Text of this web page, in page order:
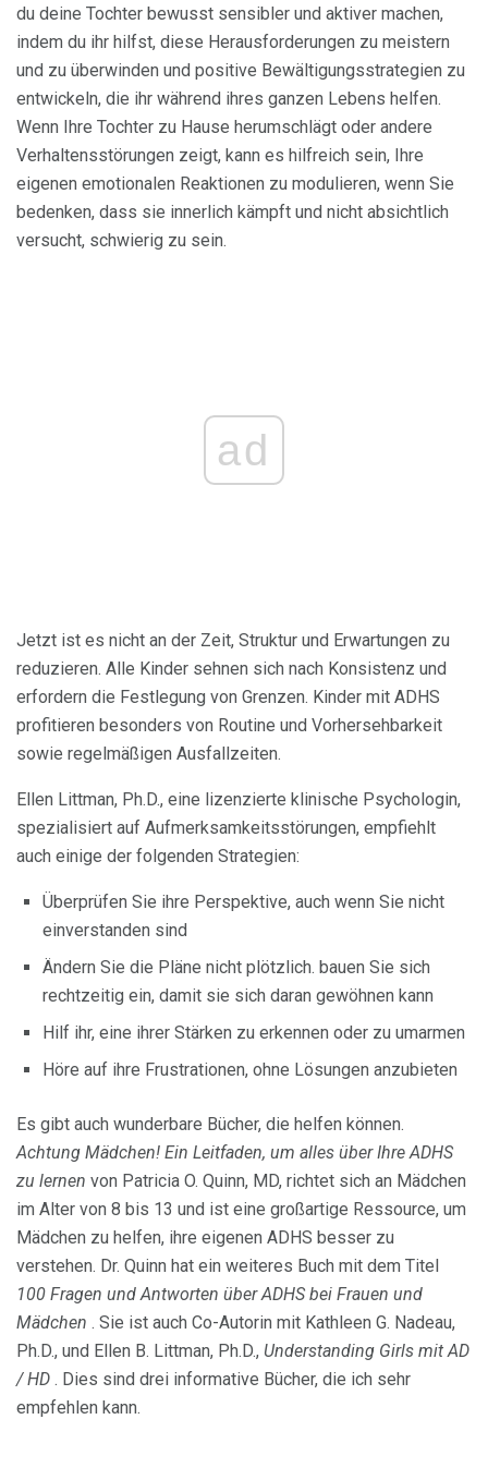
du deine Tochter bewusst sensibler und aktiver machen,
indem du ihr hilfst, diese Herausforderungen zu meistern
und zu überwinden und positive Bewältigungsstrategien zu
entwickeln, die ihr während ihres ganzen Lebens helfen.
Wenn Ihre Tochter zu Hause herumschlägt oder andere
Verhaltensstörungen zeigt, kann es hilfreich sein, Ihre
eigenen emotionalen Reaktionen zu modulieren, wenn Sie
bedenken, dass sie innerlich kämpft und nicht absichtlich
versucht, schwierig zu sein.
ad
Jetzt ist es nicht an der Zeit, Struktur und Erwartungen zu
reduzieren. Alle Kinder sehnen sich nach Konsistenz und
erfordern die Festlegung von Grenzen. Kinder mit ADHS
profitieren besonders von Routine und Vorhersehbarkeit
sowie regelmäßigen Ausfallzeiten.
Ellen Littman, Ph.D., eine lizenzierte klinische Psychologin,
spezialisiert auf Aufmerksamkeitsstörungen, empfiehlt
auch einige der folgenden Strategien:
Überprüfen Sie ihre Perspektive, auch wenn Sie nicht
einverstanden sind
Ändern Sie die Pläne nicht plötzlich. bauen Sie sich
rechtzeitig ein, damit sie sich daran gewöhnen kann
Hilf ihr, eine ihrer Stärken zu erkennen oder zu umarmen
Höre auf ihre Frustrationen, ohne Lösungen anzubieten
Es gibt auch wunderbare Bücher, die helfen können.
Achtung Mädchen! Ein Leitfaden, um alles über Ihre ADHS
zu lernen von Patricia O. Quinn, MD, richtet sich an Mädchen
im Alter von 8 bis 13 und ist eine großartige Ressource, um
Mädchen zu helfen, ihre eigenen ADHS besser zu
verstehen. Dr. Quinn hat ein weiteres Buch mit dem Titel
100 Fragen und Antworten über ADHS bei Frauen und
Mädchen . Sie ist auch Co-Autorin mit Kathleen G. Nadeau,
Ph.D., und Ellen B. Littman, Ph.D., Understanding Girls mit AD
/ HD . Dies sind drei informative Bücher, die ich sehr
empfehlen kann.